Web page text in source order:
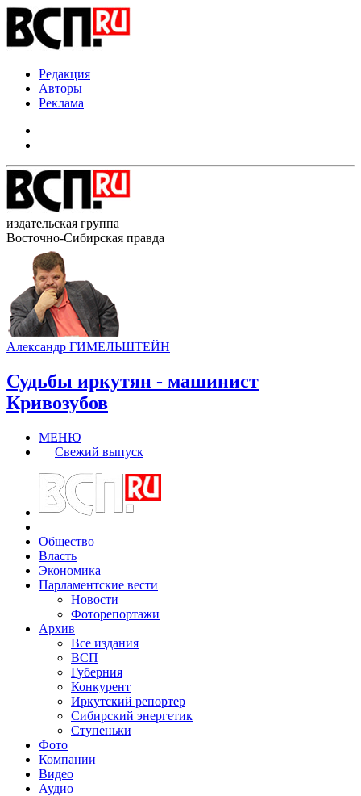
Редакция
Авторы
Реклама
издательская группа
Восточно-Сибирская правда
Александр ГИМЕЛЬШТЕЙН
Судьбы иркутян - машинист
Кривозубов
МЕНЮ
Свежий выпуск
Общество
Власть
Экономика
Парламентские вести
Новости
Фоторепортажи
Архив
Все издания
ВСП
Губерния
Конкурент
Иркутский репортер
Сибирский энергетик
Ступеньки
Фото
Компании
Видео
Аудио